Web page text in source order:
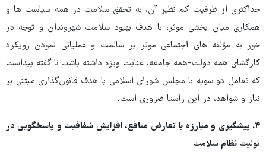
حداکثری از ظرفیت کم نظیر آن، به تحقق سلامت در همه سیاست ها و
همکاری میان بخشی موثر، با هدف بهبود سلامت شهروندان و توجه در
خور به مؤلفه های اجتماعی موثر بر سالمت و عملیاتی نمودن رویکرد
کارگشای همه دولت-همه جامعه، عنایت ویژه داشته باشد. نا گفته پیداست
که تعامل دو سویه با مجلس شورای اسلامی با هدف قانون‌گذاری مبتنی بر
نیاز و شواهد، در این راستا ضروری است.
۴. پیشگیری و مبارزه با تعارض منافع، افزایش شفافیت و پاسخگویی در
تولیت نظام سلامت